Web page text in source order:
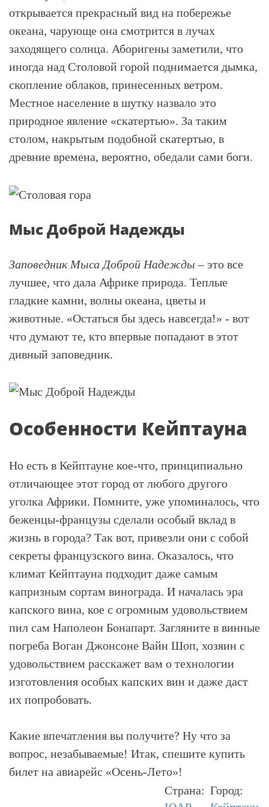
открывается прекрасный вид на побережье
океана, чарующе она смотрится в лучах
заходящего солнца. Аборигены заметили, что
иногда над Столовой горой поднимается дымка,
скопление облаков, принесенных ветром.
Местное население в шутку назвало это
природное явление «скатертью». За таким
столом, накрытым подобной скатертью, в
древние времена, вероятно, обедали сами боги.
Мыс Доброй Надежды
Заповедник Мыса Доброй Надежды – это все
лучшее, что дала Африке природа. Теплые
гладкие камни, волны океана, цветы и
животные. «Остаться бы здесь навсегда!» - вот
что думают те, кто впервые попадают в этот
дивный заповедник.
Особенности Кейптауна
Но есть в Кейптауне кое-что, принципиально
отличающее этот город от любого другого
уголка Африки. Помните, уже упоминалось, что
беженцы-французы сделали особый вклад в
жизнь в города? Так вот, привезли они с собой
секреты французского вина. Оказалось, что
климат Кейптауна подходит даже самым
капризным сортам винограда. И началась эра
капского вина, кое с огромным удовольствием
пил сам Наполеон Бонапарт. Загляните в винные
погреба Воган Джонсоне Вайн Шоп, хозяин с
удовольствием расскажет вам о технологии
изготовления особых капских вин и даже даст
их попробовать.
Какие впечатления вы получите? Ну что за
вопрос, незабываемые! Итак, спешите купить
билет на авиарейс «Осень-Лето»!
Город:
Страна: